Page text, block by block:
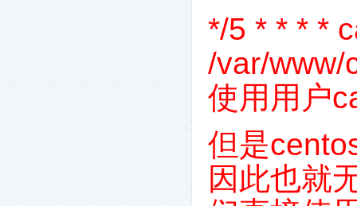
*/5 * * * *
/var/www/
使用用户
但是
因此也就